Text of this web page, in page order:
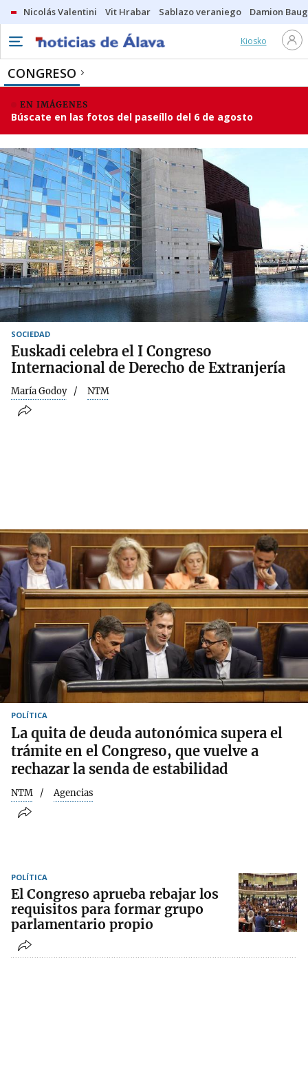
Nicolás Valentini Vit Hrabar Sablazo veraniego Damion
Kiosko
CONGRESO
EN IMÁGENES
Búscate en las fotos del paseíllo del 6 de agosto
SOCIEDAD
Euskadi celebra el I Congreso
Internacional de Derecho de Extranjería
María Godoy NTM
POLÍTICA
La quita de deuda autonómica supera el
trámite en el Congreso, que vuelve a
rechazar la senda de estabilidad
NTM Agencias
POLÍTICA
El Congreso aprueba rebajar los
requisitos para formar grupo
parlamentario propio